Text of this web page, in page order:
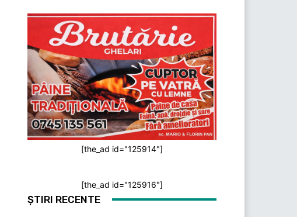
[the_ad id="125914"]
[the_ad id="125916"]
ȘTIRI RECENTE